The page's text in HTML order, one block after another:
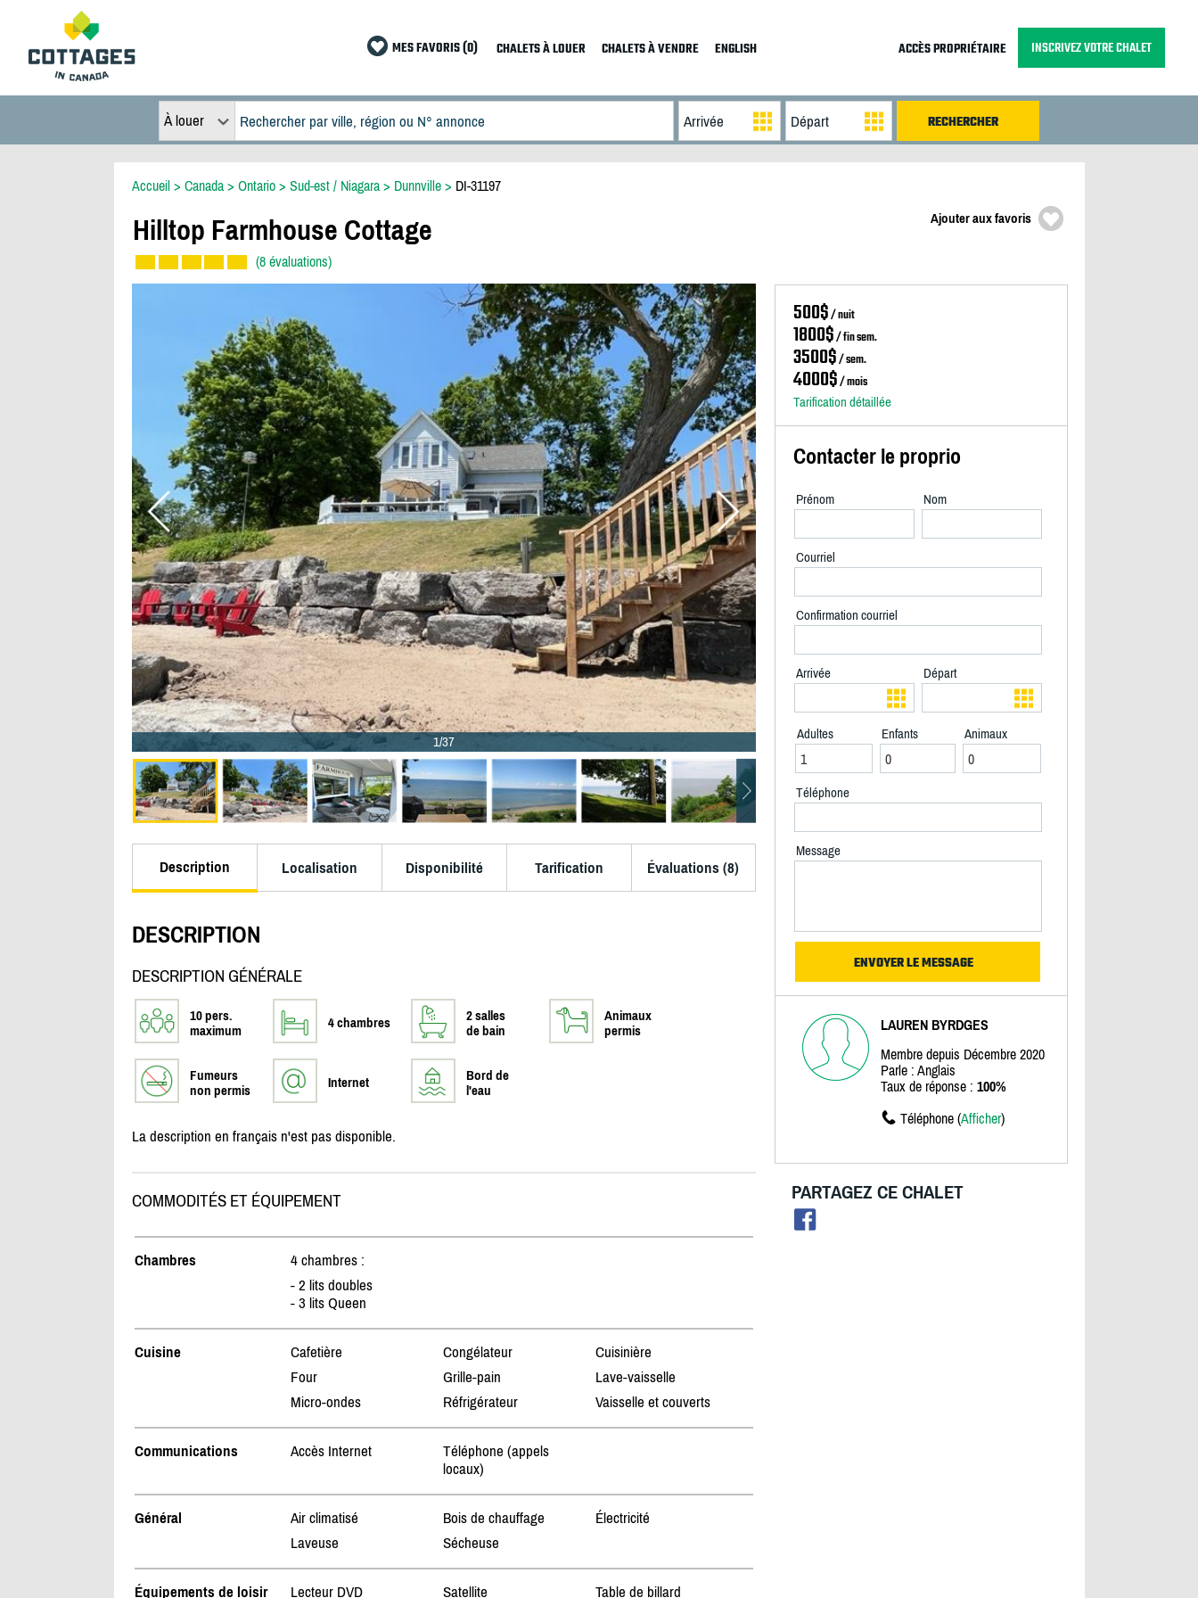
MES FAVORIS (0) CHALETS À LOUER CHALETS À VENDRE ENGLISH ACCÈS PROPRIÉTAIRE INSCRIVEZ VOTRE CHALET
À louer
Accueil> Canada> Ontario> Sud-est / Niagara> Dunnville> DI-31197
Hilltop Farmhouse Cottage
(8 évaluations)
Ajouter aux favoris
1/37
Description Localisation Disponibilité Tarification Évaluations (8)
DESCRIPTION
DESCRIPTION GÉNÉRALE
10 pers.
maximum
4 chambres
2 salles
de bain
Animaux
permis
Fumeurs
non permis
Internet
Bord de
l'eau
La description en français n'est pas disponible.
COMMODITÉS ET ÉQUIPEMENT
Chambres
4 chambres :
- 2 lits doubles
- 3 lits Queen
Cuisine Cafetière Congélateur
Cuisinière
Four
Grille-pain
Lave-vaisselle
Micro-ondes
Réfrigérateur Vaisselle et couverts
Communications Accès Internet
Téléphone (appels
locaux)
Général Air climatisé Bois de chauffage
Électricité
Laveuse
Sécheuse
Équipements de loisir Lecteur DVD Satellite Table de billard
500$/ nuit
1800$/ fin sem.
3500$/ sem.
4000$/ mois
Tarification détaillée
Contacter le proprio
Prénom Nom
Courriel
Confirmation courriel
Arrivée Départ
Adultes Enfants Animaux
Téléphone
Message
LAUREN BYRDGES
Membre depuis Décembre 2020
Parle : Anglais
Taux de réponse : 100%
Téléphone (Afficher)
PARTAGEZ CE CHALET